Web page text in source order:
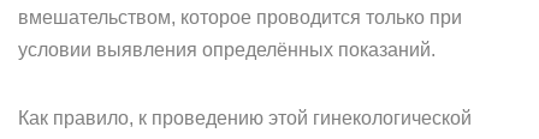
вмешательством, которое проводится только при
условии выявления определённых показаний.
Как правило, к проведению этой гинекологической